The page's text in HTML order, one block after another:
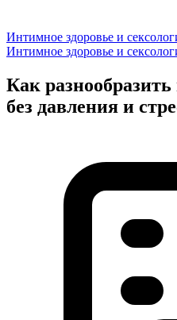
Интимное здоровье и
Интимное здоровье и
Как
без давления и